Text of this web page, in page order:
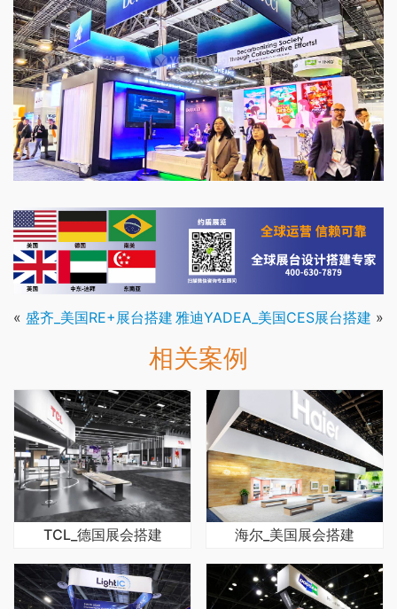
« 盛齐_美国RE+展台搭建 雅迪YADEA_美国CES展台搭建 »
相关案例
TCL_德国展会搭建 海尔_美国展会搭建